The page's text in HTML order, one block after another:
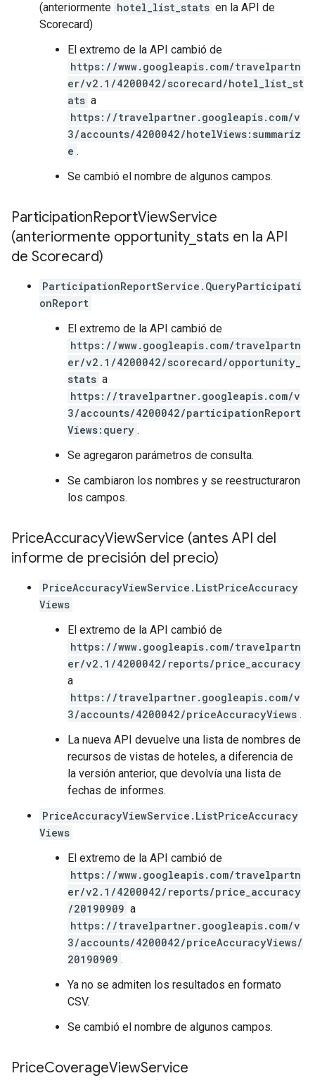
(anteriormente hotel_list_stats en la API de
Scorecard)
El extremo de la API cambió de
https://www.googleapis.com/travelpartn
er/v2.1/4200042/scorecard/hotel_list_st
ats a
https://travelpartner.googleapis.com/v
3/accounts/4200042/hotelViews:summariz
e .
Se cambió el nombre de algunos campos.
ParticipationReportViewService
(anteriormente opportunity_ stats en la API
de Scorecard)
ParticipationReportService.QueryParticipati
onReport
El extremo de la API cambió de
https://www.googleapis.com/travelpartn
er/v2.1/4200042/scorecard/opportunity_
stats a
https://travelpartner.googleapis.com/v
3/accounts/4200042/participationReport
Views:query .
Se agregaron parámetros de consulta.
Se cambiaron los nombres y se reestructuraron
los campos.
PriceAccuracyViewService (antes API del
informe de precisión del precio)
PriceAccuracyViewService.ListPriceAccuracy
Views
El extremo de la API cambió de
https://www.googleapis.com/travelpartn
er/v2.1/4200042/reports/price_accuracy
a
https://travelpartner.googleapis.com/v
3/accounts/4200042/priceAccuracyViews .
La nueva API devuelve una lista de nombres de
recursos de vistas de hoteles, a diferencia de
la versión anterior, que devolvía una lista de
fechas de informes.
PriceAccuracyViewService.ListPriceAccuracy
Views
El extremo de la API cambió de
https://www.googleapis.com/travelpartn
er/v2.1/4200042/reports/price_accuracy
/20190909 a
https://travelpartner.googleapis.com/v
3/accounts/4200042/priceAccuracyViews/
20190909 .
Ya no se admiten los resultados en formato
CSV.
Se cambió el nombre de algunos campos.
PriceCoverageViewService